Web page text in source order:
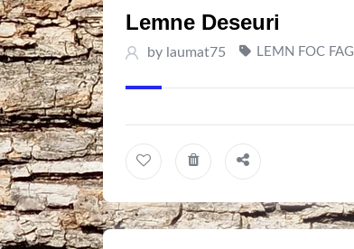
Lemne Deseuri
by laumat75 LEMN FOC FAG